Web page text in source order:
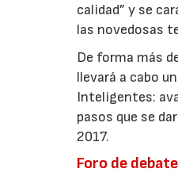
calidad” y se
las novedosas
De forma más
llevará a cabo
Inteligentes:
pasos que se
2017.
Foro de